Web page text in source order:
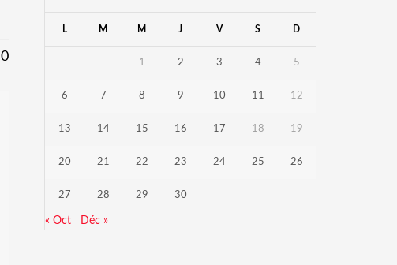
0
L M M J V S D
1 2 3 4 5
6 7 8 9 10 11 12
13 14 15 16 17 18 19
20 21 22 23 24 25 26
27 28 29 30
« Oct Déc »